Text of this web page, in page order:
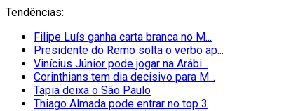
Tendências:
Filipe Luís ganha carta branca no M...
Presidente do Remo solta o verbo ap...
Vinícius Júnior pode jogar na Arábi...
Corinthians tem dia decisivo para M...
Tapia deixa o São Paulo
Thiago Almada pode entrar no top 3